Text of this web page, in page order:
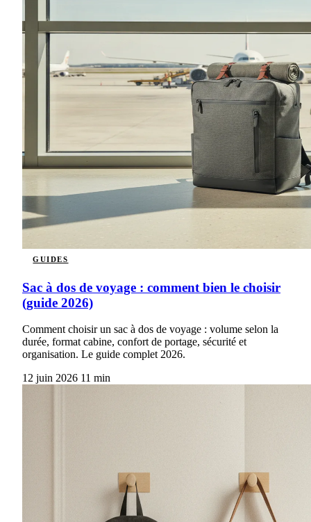
GUIDES
Sac à dos de voyage : comment bien le choisir
(guide 2026)
Comment choisir un sac à dos de voyage : volume selon la
durée, format cabine, confort de portage, sécurité et
organisation. Le guide complet 2026.
12 juin 2026 11 min